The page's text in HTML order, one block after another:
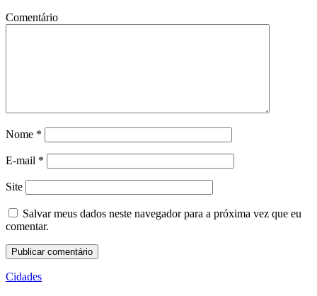
Comentário
Nome *
E-mail *
Site
Salvar meus dados neste navegador para a próxima vez que eu
comentar.
Cidades